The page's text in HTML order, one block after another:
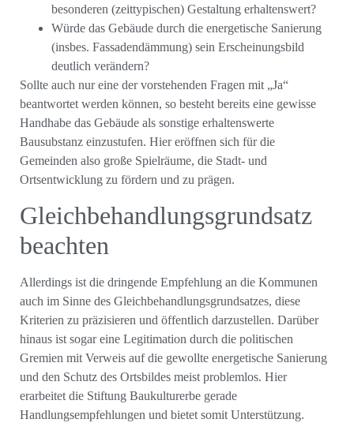
besonderen (zeittypischen) Gestaltung erhaltenswert?
Würde das Gebäude durch die energetische Sanierung
(insbes. Fassadendämmung) sein Erscheinungsbild
deutlich verändern?
Sollte auch nur eine der vorstehenden Fragen mit „Ja“
beantwortet werden können, so besteht bereits eine gewisse
Handhabe das Gebäude als sonstige erhaltenswerte
Bausubstanz einzustufen. Hier eröffnen sich für die
Gemeinden also große Spielräume, die Stadt- und
Ortsentwicklung zu fördern und zu prägen.
Gleichbehandlungsgrundsatz
beachten
Allerdings ist die dringende Empfehlung an die Kommunen
auch im Sinne des Gleichbehandlungsgrundsatzes, diese
Kriterien zu präzisieren und öffentlich darzustellen. Darüber
hinaus ist sogar eine Legitimation durch die politischen
Gremien mit Verweis auf die gewollte energetische Sanierung
und den Schutz des Ortsbildes meist problemlos. Hier
erarbeitet die Stiftung Baukulturerbe gerade
Handlungsempfehlungen und bietet somit Unterstützung.